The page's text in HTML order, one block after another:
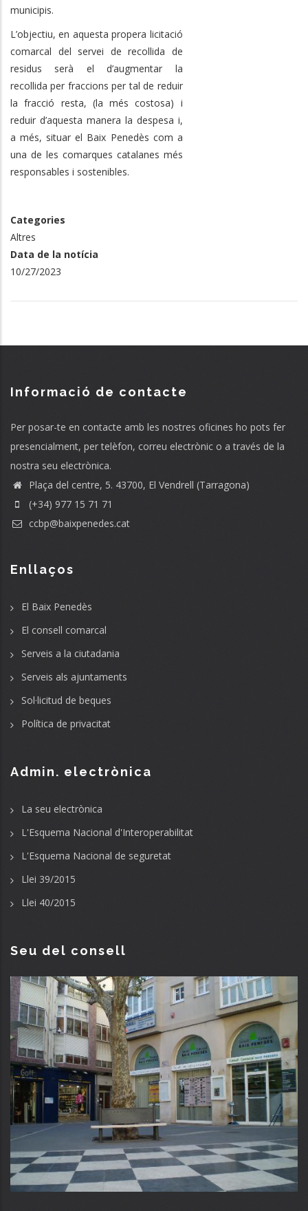
municipis.
L’objectiu, en aquesta propera licitació
comarcal del servei de recollida de
residus serà el d’augmentar la
recollida per fraccions per tal de reduir
la fracció resta, (la més costosa) i
reduir d’aquesta manera la despesa i,
a més, situar el Baix Penedès com a
una de les comarques catalanes més
responsables i sostenibles.
Categories
Altres
Data de la notícia
10/27/2023
Informació de contacte
Per posar-te en contacte amb les nostres oficines ho pots fer
presencialment, per telèfon, correu electrònic o a través de la
nostra seu electrònica.
Plaça del centre, 5. 43700, El Vendrell (Tarragona)
(+34) 977 15 71 71
ccbp@baixpenedes.cat
Enllaços
El Baix Penedès
El consell comarcal
Serveis a la ciutadania
Serveis als ajuntaments
Sol·licitud de beques
Política de privacitat
Admin. electrònica
La seu electrònica
L'Esquema Nacional d'Interoperabilitat
L'Esquema Nacional de seguretat
Llei 39/2015
Llei 40/2015
Seu del consell